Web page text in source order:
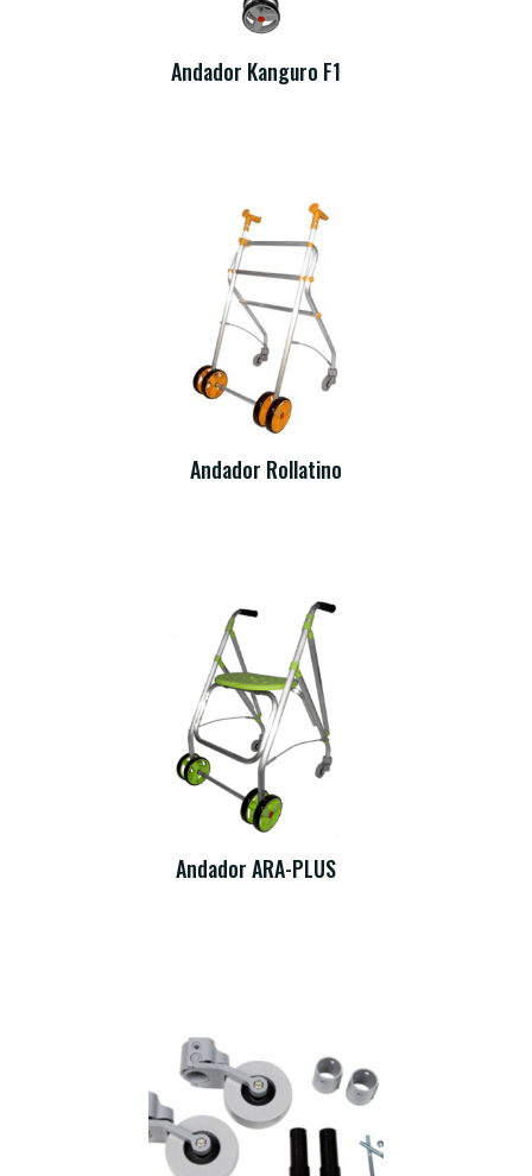
Andador Kanguro F1
Andador Rollatino
Andador ARA-PLUS